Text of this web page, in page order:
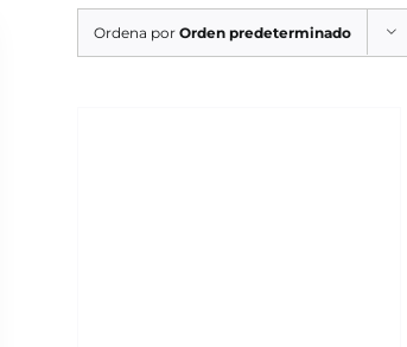
Ordena porOrden predeterminado